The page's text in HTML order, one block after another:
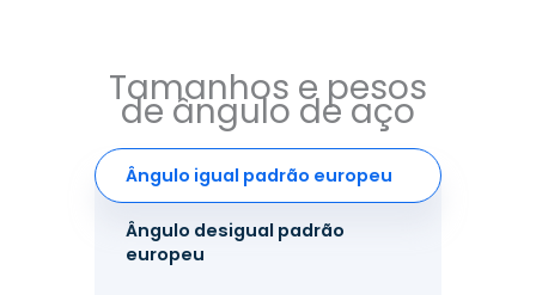
Tamanhos e pesos
de ângulo de aço
Ângulo igual padrão europeu
Ângulo desigual padrão
europeu